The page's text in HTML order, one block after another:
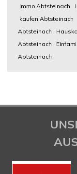
Immo Abtsteinach
kaufen Abtsteinach
Abtsteinach
Abtsteinach
Abtsteinach